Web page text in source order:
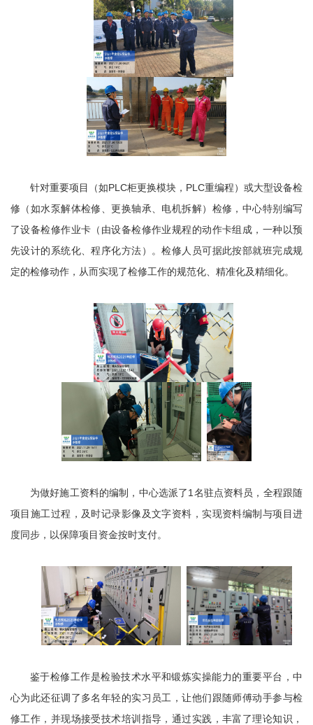
针对重要项目（如PLC柜更换模块，PLC重编程）或大型设备检
修（如水泵解体检修、更换轴承、电机拆解）检修，中心特别编写
了设备检修作业卡（由设备检修作业规程的动作卡组成，一种以预
先设计的系统化、程序化方法）。检修人员可据此按部就班完成规
定的检修动作，从而实现了检修工作的规范化、精准化及精细化。
为做好施工资料的编制，中心选派了1名驻点资料员，全程跟随
项目施工过程，及时记录影像及文字资料，实现资料编制与项目进
度同步，以保障项目资金按时支付。
鉴于检修工作是检验技术水平和锻炼实操能力的重要平台，中
心为此还征调了多名年轻的实习员工，让他们跟随师傅动手参与检
修工作，并现场接受技术培训指导，通过实践，丰富了理论知识，